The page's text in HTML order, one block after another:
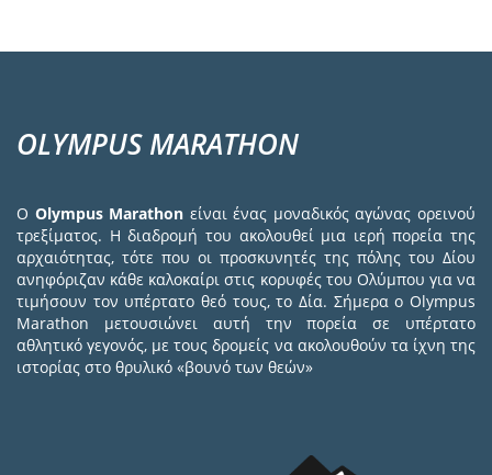
OLYMPUS MARATHON
Ο Olympus Marathon είναι ένας μοναδικός αγώνας ορεινού
τρεξίματος. Η διαδρομή του ακολουθεί μια ιερή πορεία της
αρχαιότητας, τότε που οι προσκυνητές της πόλης του Δίου
ανηφόριζαν κάθε καλοκαίρι στις κορυφές του Ολύμπου για να
τιμήσουν τον υπέρτατο θεό τους, το Δία. Σήμερα ο Olympus
Marathon μετουσιώνει αυτή την πορεία σε υπέρτατο
αθλητικό γεγονός, με τους δρομείς να ακολουθούν τα ίχνη της
ιστορίας στο θρυλικό «βουνό των θεών»